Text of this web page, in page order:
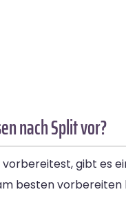
nach Split vor?
gibt es
besten